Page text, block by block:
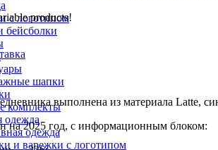
с логотипом
бейсболки
шапки
комплекты
одежда
одежда
и варежки с логотипом
products!
выполнена из материала Latte,
на 2025 год, с информационным блоком: